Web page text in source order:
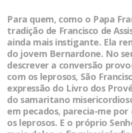
Para quem, como o Papa
tradição de Francisco de
ainda mais instigante. Ela
do jovem Bernardone. No
descrever a conversão
com os leprosos, São
expressão do Livro dos
do samaritano
em pecados, parecia-me
os leprosos. E o próprio